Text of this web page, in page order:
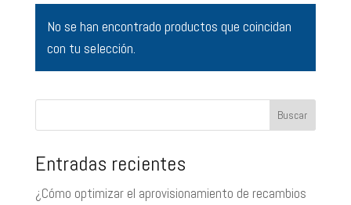
No se han encontrado productos que coincidan
con tu selección.
Buscar
Entradas recientes
¿Cómo optimizar el aprovisionamiento de recambios